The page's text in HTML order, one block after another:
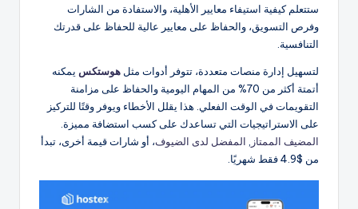
ستتعلم كيفية استيفاء معايير الأهلية، والاستفادة من الشارات
وفرص التسويق، والحفاظ على معايير عالية للحفاظ على قدرتك
التنافسية.
لتسهيل إدارة منصات متعددة، تتوفر أدوات مثل هوستكس يمكنه
أتمتة أكثر من 70% من المهام اليومية والحفاظ على مزامنة
التقويمات في الوقت الفعلي. هذا يقلل الأخطاء ويوفر وقتًا للتركيز
على الاستراتيجيات التي تساعدك على كسب استضافة مميزة.
المضيف الممتاز
المفضل لدى الضيوف، أو شارات قيمة أخرى، تبدأ
من $4.9 فقط شهريًا.